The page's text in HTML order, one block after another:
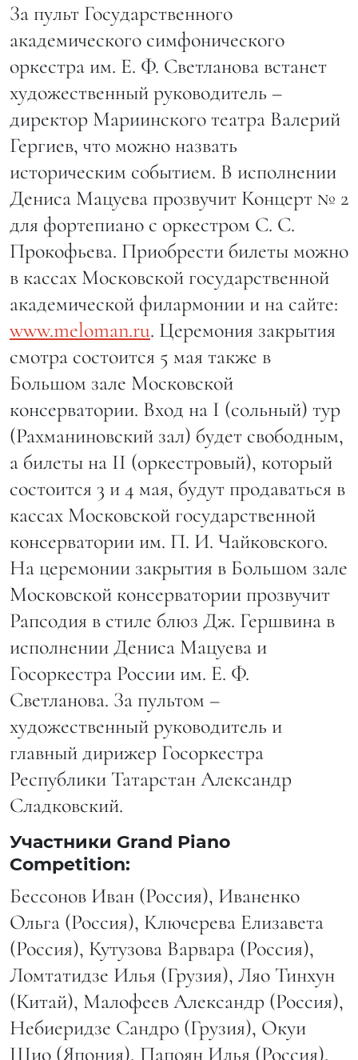
За пульт Государственного
академического симфонического
оркестра им. Е. Ф. Светланова встанет
художественный руководитель –
директор Мариинского театра Валерий
Гергиев, что можно назвать
историческим событием. В исполнении
Дениса Мацуева прозвучит Концерт № 2
для фортепиано с оркестром С. С.
Прокофьева. Приобрести билеты можно
в кассах Московской государственной
академической филармонии и на сайте:
www.meloman.ru. Церемония закрытия
смотра состоится 5 мая также в
Большом зале Московской
консерватории. Вход на I (сольный) тур
(Рахманиновский зал) будет свободным,
а билеты на II (оркестровый), который
состоится 3 и 4 мая, будут продаваться в
кассах Московской государственной
консерватории им. П. И. Чайковского.
На церемонии закрытия в Большом зале
Московской консерватории прозвучит
Рапсодия в стиле блюз Дж. Гершвина в
исполнении Дениса Мацуева и
Госоркестра России им. Е. Ф.
Светланова. За пультом –
художественный руководитель и
главный дирижер Госоркестра
Республики Татарстан Александр
Сладковский.
Участники Grand Piano
Competition:
Бессонов Иван (Россия), Иваненко
Ольга (Россия), Ключерева Елизавета
(Россия), Кутузова Варвара (Россия),
Ломтатидзе Илья (Грузия), Ляо Тинхун
(Китай), Малофеев Александр (Россия),
Небиеридзе Сандро (Грузия), Окуи
Шио (Япония), Папоян Илья (Россия),